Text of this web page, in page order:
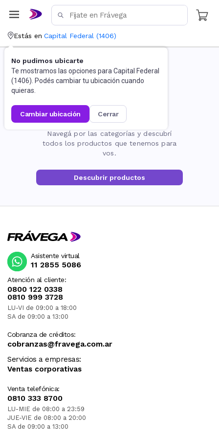
Estás en Capital Federal (1406)
No pudimos ubicarte
Te mostramos las opciones para Capital Federal
(1406). Podés cambiar tu ubicación cuando
quieras.
cambiar ubicación cerrar
La página no existe
Navegá por las categorías y descubrí
todos los productos que tenemos para
vos.
Descubrir productos
Atención al cliente:
0800 122 0338
0810 999 3728
LU-VI de 09:00 a 18:00
SA de 09:00 a 13:00
Cobranza de créditos:
cobranzas@fravega.com.ar
Servicios a empresas:
Ventas corporativas
Venta telefónica:
0810 333 8700
LU-MIE de 08:00 a 23:59
JUE-VIE de 08:00 a 20:00
SA de 09:00 a 13:00
Asistente virtual
11 2855 5086